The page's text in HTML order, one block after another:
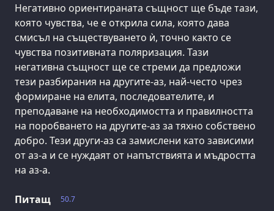
Негативно ориентираната същност ще бъде тази,
която чувства, че е открила сила, която дава
смисъл на съществуването ѝ, точно както се
чувства позитивната поляризация. Тази
негативна същност ще се стреми да предложи
тези разбирания на другите-аз, най-често чрез
формиране на елита, последователите, и
преподаване на необходимостта и правилността
на поробването на другите-аз за тяхно собствено
добро. Тези други-аз са замислени като зависими
от аз-а и се нуждаят от напътствията и мъдростта
на аз-а.
50.7
Питащ